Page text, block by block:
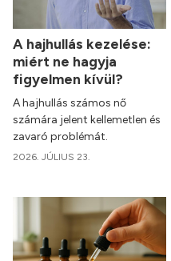
A hajhullás kezelése:
miért ne hagyja
figyelmen kívül?
A hajhullás számos nő
számára jelent kellemetlen és
zavaró problémát.
2026. JÚLIUS 23.